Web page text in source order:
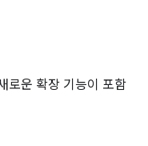
로운 확장 기능이 포함